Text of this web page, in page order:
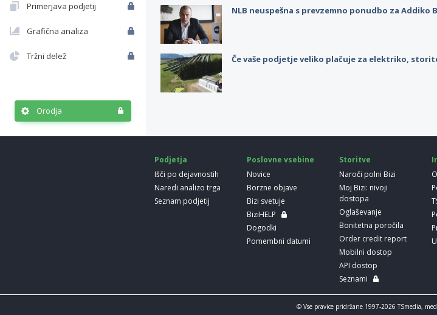
Primerjava podjetij
Grafična analiza
Tržni delež
Orodja
NLB neuspešna s prevzemno ponudbo za Addiko
Če vaše podjetje veliko plačuje za elektriko,
Podjetja
Išči po dejavnostih
Naredi analizo trga
Seznam podjetij
Poslovne vsebine
Novice
Borzne objave
Bizi svetuje
BiziHELP
Dogodki
Pomembni datumi
Storitve
Naroči polni Bizi
Moj Bizi: nivoji
dostopa
Oglaševanje
Bonitetna poročila
Order credit report
Mobilni dostop
API dostop
Seznami
© Vse pravice pridržane 1997-2026 TSmedia,